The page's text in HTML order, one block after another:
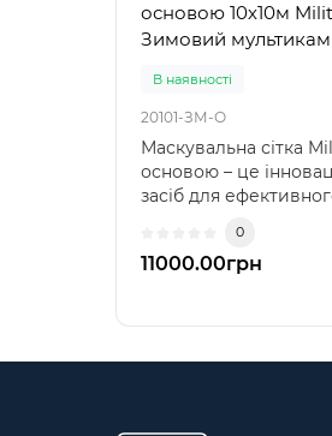
основою 10х10м
Зимовий мультикам
В наявності
20101-ЗМ-О
Маскувальна сітка
основою – це
засіб для
ідеальної інтеграції з
природним
невидимість для
0
11000.00грн